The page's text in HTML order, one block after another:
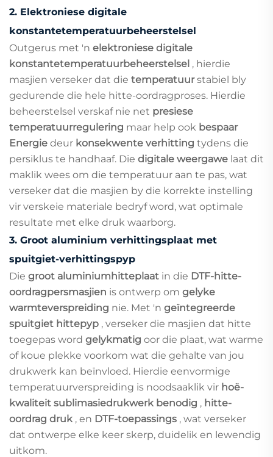
2. Elektroniese digitale
konstantetemperatuurbeheerstelsel
Outgerus met 'n elektroniese digitale
konstantetemperatuurbeheerstelsel , hierdie
masjien verseker dat die temperatuurstabiel bly
gedurende die hele hitte-oordragproses. Hierdie
beheerstelsel verskaf nie net presiese
temperatuurregulering maar help ook bespaar
Energie deur konsekwente verhitting tydens die
persiklus te handhaaf. Die digitale weergawe laat dit
maklik wees om die temperatuur aan te pas, wat
verseker dat die masjien by die korrekte instelling
vir verskeie materiale bedryf word, wat optimale
resultate met elke druk waarborg.
3. Groot aluminium verhittingsplaat met
spuitgiet-verhittingspyp
Die groot aluminiumhitteplaat in die DTF-hitte-
oordragpersmasjien is ontwerp om gelyke
warmteverspreiding nie. Met 'n geïntegreerde
spuitgiet hittepyp , verseker die masjien dat hitte
toegepas word gelykmatig oor die plaat, wat warme
of koue plekke voorkom wat die gehalte van jou
drukwerk kan beïnvloed. Hierdie eenvormige
temperatuurverspreiding is noodsaaklik vir hoë-
kwaliteit sublimasiedrukwerk benodig , hitte-
oordrag druk , en DTF-toepassings , wat verseker
dat ontwerpe elke keer skerp, duidelik en lewendig
uitkom.